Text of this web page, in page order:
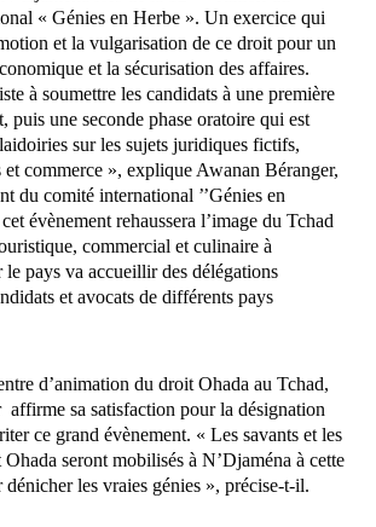
« Génies en Herbe ». Un exercice qui
et la vulgarisation de ce droit pour un
et la sécurisation des affaires.
à soumettre les candidats à une première
puis une seconde phase oratoire qui est
sur les sujets juridiques fictifs,
commerce », explique Awanan Béranger,
du comité international ’’Génies en
évènement rehaussera l’image du Tchad
commercial et culinaire à
le pays va accueillir des délégations
et avocats de différents pays
d’animation du droit Ohada au Tchad,
sa satisfaction pour la désignation
ce grand évènement. « Les savants et les
seront mobilisés à N’Djaména à cette
les vraies génies », précise-t-il.